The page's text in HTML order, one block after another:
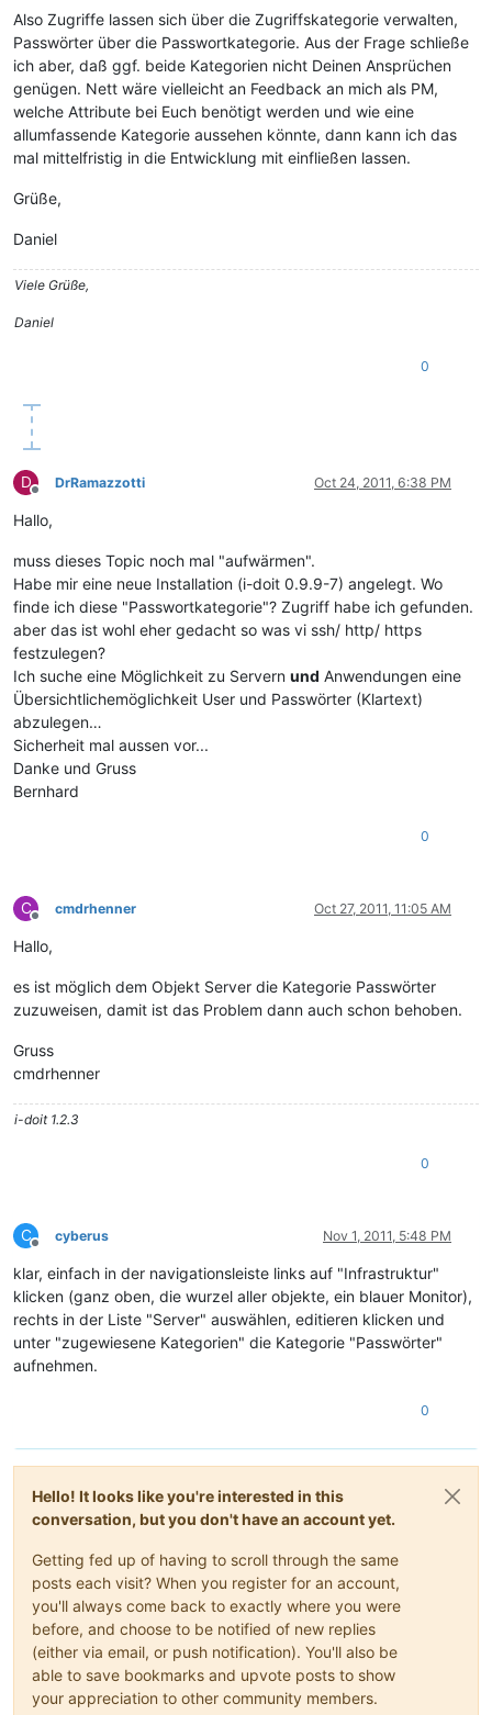
Also Zugriffe lassen sich über die Zugriffskategorie verwalten,
Passwörter über die Passwortkategorie. Aus der Frage schließe
ich aber, daß ggf. beide Kategorien nicht Deinen Ansprüchen
genügen. Nett wäre vielleicht an Feedback an mich als PM,
welche Attribute bei Euch benötigt werden und wie eine
allumfassende Kategorie aussehen könnte, dann kann ich das
mal mittelfristig in die Entwicklung mit einfließen lassen.
Grüße,
Daniel
Viele Grüße,
Daniel
0
D
Offline
DrRamazzotti Oct 24, 2011, 6:38 PM
Hallo,
muss dieses Topic noch mal "aufwärmen".
Habe mir eine neue Installation (i-doit 0.9.9-7) angelegt. Wo
finde ich diese "Passwortkategorie"? Zugriff habe ich gefunden.
aber das ist wohl eher gedacht so was vi ssh/ http/ https
festzulegen?
Ich suche eine Möglichkeit zu Servern und Anwendungen eine
Übersichtlichemöglichkeit User und Passwörter (Klartext)
abzulegen…
Sicherheit mal aussen vor...
Danke und Gruss
Bernhard
0
C
Offline
cmdrhenner Oct 27, 2011, 11:05 AM
Hallo,
es ist möglich dem Objekt Server die Kategorie Passwörter
zuzuweisen, damit ist das Problem dann auch schon behoben.
Gruss
cmdrhenner
i-doit 1.2.3
0
C
Offline
cyberus Nov 1, 2011, 5:48 PM
klar, einfach in der navigationsleiste links auf "Infrastruktur"
klicken (ganz oben, die wurzel aller objekte, ein blauer Monitor),
rechts in der Liste "Server" auswählen, editieren klicken und
unter "zugewiesene Kategorien" die Kategorie "Passwörter"
aufnehmen.
0
Hello! It looks like you're interested in this
conversation, but you don't have an account yet.
Getting fed up of having to scroll through the same
posts each visit? When you register for an account,
you'll always come back to exactly where you were
before, and choose to be notified of new replies
(either via email, or push notification). You'll also be
able to save bookmarks and upvote posts to show
your appreciation to other community members.